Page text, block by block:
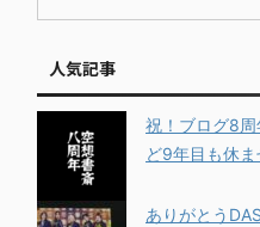
人気記事
祝！ブログ8
ど9年目も休
ありがとう